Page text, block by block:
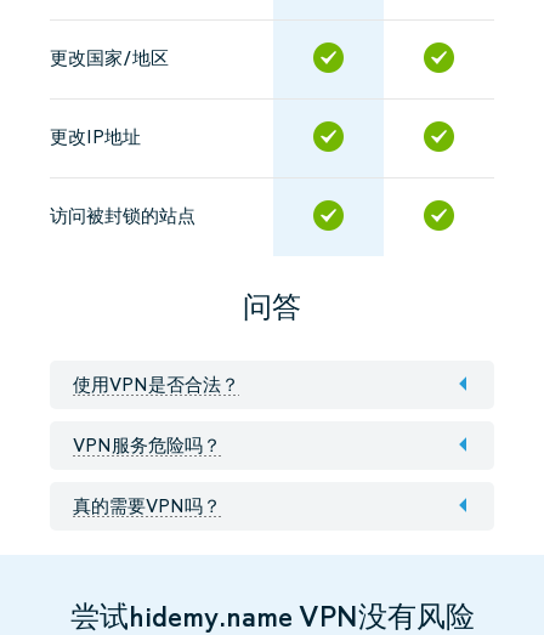
更改国家/地区
更改IP地址
访问被封锁的站点
问答
使用VPN是否合法？
VPN服务危险吗？
真的需要VPN吗？
尝试hidemy.name VPN没有风险